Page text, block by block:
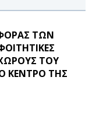
ΤΩΝ
ΤΟΥ
ΚΕΝΤΡΟ ΤΗΣ